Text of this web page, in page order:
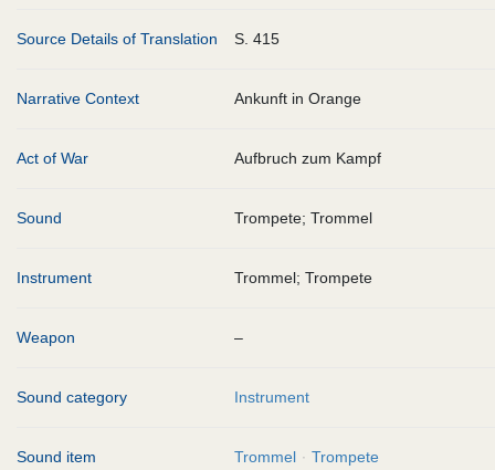
Source Details of Translation S. 415
Narrative Context Ankunft in Orange
Act of War Aufbruch zum Kampf
Sound Trompete; Trommel
Instrument Trommel; Trompete
Weapon –
Sound category Instrument
Sound item Trommel Trompete